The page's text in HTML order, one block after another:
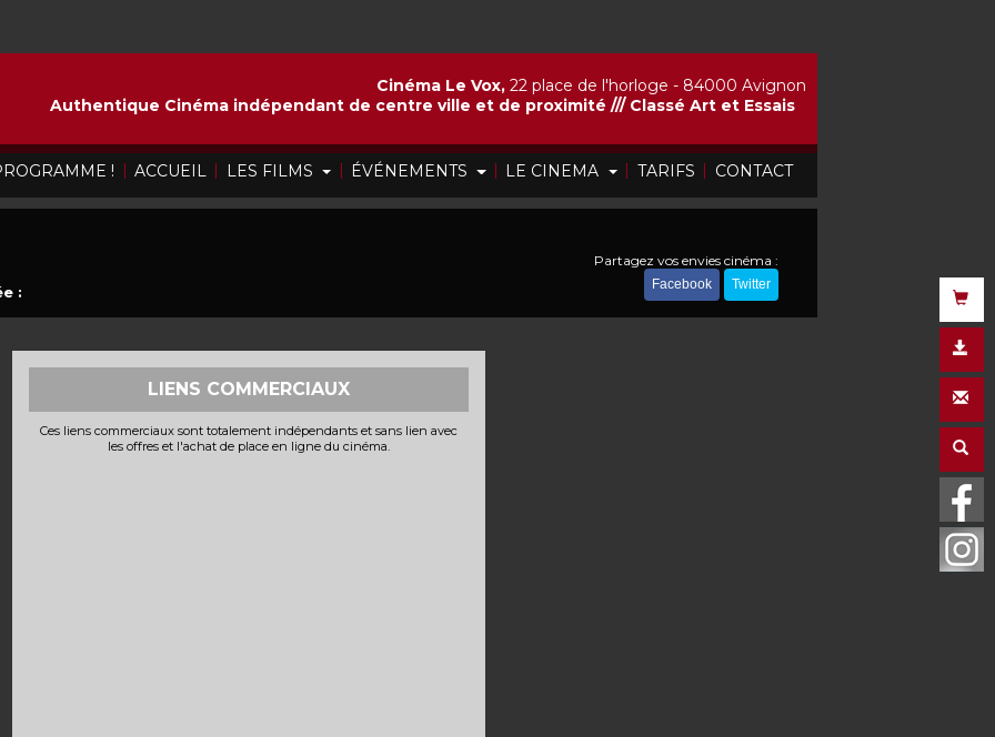
! | ACCUEIL | LES FILMS | ÉVÉNEMENTS | LE CINEMA | TARIFS | CONTACT
Cinéma Le Vox, 22 place de l'horloge - 84000 Avignon
Authentique Cinéma indépendant de centre ville et de proximité /// Classé Art et Essais
:
Partagez vos envies cinéma :
Facebook Twitter
LIENS COMMERCIAUX
Ces liens commerciaux sont totalement indépendants et sans lien avec
les offres et l'achat de place en ligne du cinéma.